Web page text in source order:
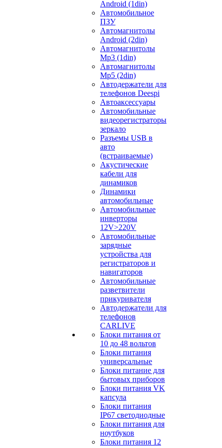
Android (1din)
Автомобильное
ПЗУ
Автомагнитолы
Android (2din)
Автомагнитолы
Mp3 (1din)
Автомагнитолы
Mp5 (2din)
Автодержатели для
телефонов Deespi
Автоаксессуары
Автомобильные
видеорегистраторы
зеркало
Разъемы USB в
авто
(встраиваемые)
Акустические
кабели для
динамиков
Динамики
автомобильные
Автомобильные
инверторы
12V>220V
Автомобильные
зарядные
устройства для
регистраторов и
навигаторов
Автомобильные
разветвители
прикуривателя
Автодержатели для
телефонов
CARLIVE
Блоки питания от
10 до 48 вольтов
Блоки питания
универсальные
Блоки питание для
бытовых приборов
Блоки питания VK
капсула
Блоки питания
IP67 светодиодные
Блоки питания для
ноутбуков
Блоки питания 12